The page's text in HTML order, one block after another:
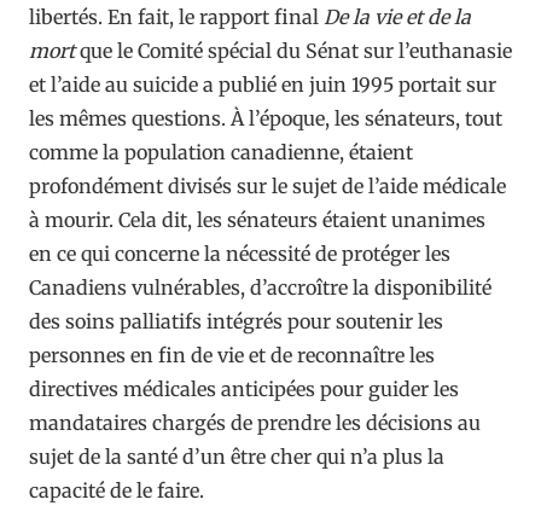
libertés. En fait, le rapport final De la vie et de la
mortque le Comité spécial du Sénat sur l’euthanasie
et l’aide au suicide a publié en juin 1995 portait sur
les mêmes questions. À l’époque, les sénateurs, tout
comme la population canadienne, étaient
profondément divisés sur le sujet de l’aide médicale
à mourir. Cela dit, les sénateurs étaient unanimes
en ce qui concerne la nécessité de protéger les
Canadiens vulnérables, d’accroître la disponibilité
des soins palliatifs intégrés pour soutenir les
personnes en fin de vie et de reconnaître les
directives médicales anticipées pour guider les
mandataires chargés de prendre les décisions au
sujet de la santé d’un être cher qui n’a plus la
capacité de le faire.